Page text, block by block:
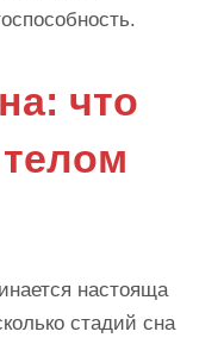
что
настояща
стадий сна